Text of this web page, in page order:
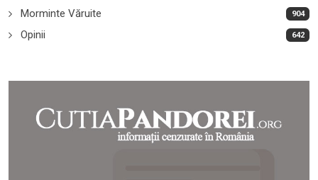
Morminte Văruite 904
Opinii 642